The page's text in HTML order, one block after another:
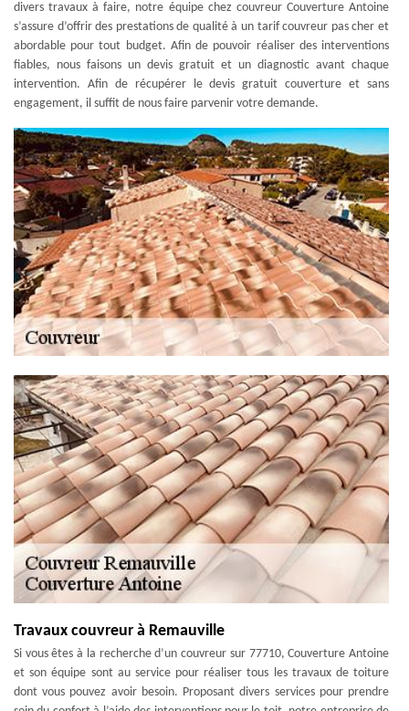
divers travaux à faire, notre équipe chez couvreur Couverture Antoine
s’assure d’offrir des prestations de qualité à un tarif couvreur pas cher et
abordable pour tout budget. Afin de pouvoir réaliser des interventions
fiables, nous faisons un devis gratuit et un diagnostic avant chaque
intervention. Afin de récupérer le devis gratuit couverture et sans
engagement, il suffit de nous faire parvenir votre demande.
Travaux couvreur à Remauville
Si vous êtes à la recherche d’un couvreur sur 77710, Couverture Antoine
et son équipe sont au service pour réaliser tous les travaux de toiture
dont vous pouvez avoir besoin. Proposant divers services pour prendre